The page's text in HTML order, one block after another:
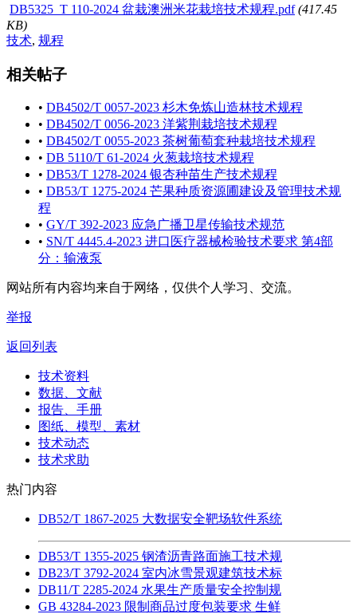
DB5325_T 110-2024 盆栽澳洲米花栽培技术规程.pdf (417.45
KB)
技术, 规程
相关帖子
• DB4502/T 0057-2023 杉木免炼山造林技术规程
• DB4502/T 0056-2023 洋紫荆栽培技术规程
• DB4502/T 0055-2023 茶树葡萄套种栽培技术规程
• DB 5110/T 61-2024 火葱栽培技术规程
• DB53/T 1278-2024 银杏种苗生产技术规程
• DB53/T 1275-2024 芒果种质资源圃建设及管理技术规
程
• GY/T 392-2023 应急广播卫星传输技术规范
• SN/T 4445.4-2023 进口医疗器械检验技术要求 第4部
分：输液泵
网站所有内容均来自于网络，仅供个人学习、交流。
举报
返回列表
技术资料
数据、文献
报告、手册
图纸、模型、素材
技术动态
技术求助
热门内容
DB52/T 1867-2025 大数据安全靶场软件系统
DB53/T 1355-2025 钢渣沥青路面施工技术规
DB23/T 3792-2024 室内冰雪景观建筑技术标
DB11/T 2285-2024 水果生产质量安全控制规
GB 43284-2023 限制商品过度包装要求 生鲜